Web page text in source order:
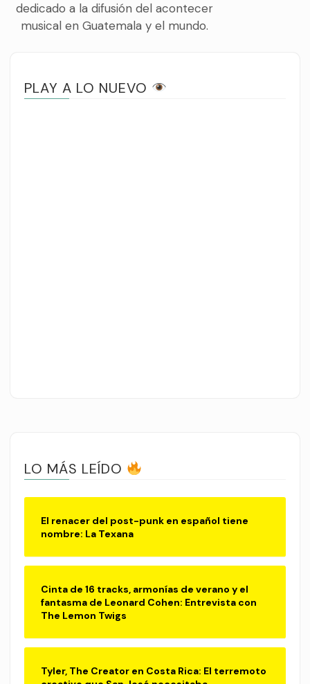
dedicado a la difusión del acontecer
musical en Guatemala y el mundo.
PLAY A LO NUEVO
LO MÁS LEÍDO
El renacer del post-punk en español tiene
nombre: La Texana
Cinta de 16 tracks, armonías de verano y el
fantasma de Leonard Cohen: Entrevista con
The Lemon Twigs
Tyler, The Creator en Costa Rica: El terremoto